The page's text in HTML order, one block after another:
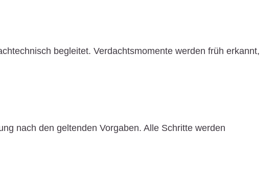
begleitet. Verdachtsmomente werden früh erkannt,
nach den geltenden Vorgaben. Alle Schritte werden